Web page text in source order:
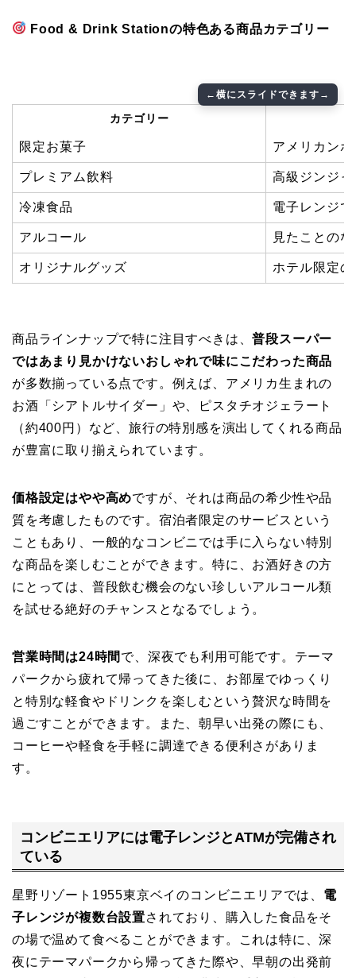
Food & Drink Stationの特色ある商品カテゴリー
カテゴリー
限定お菓子 アメリカン
プレミアム飲料 高級ジンジ
冷凍食品 電子レンジ
アルコール 見たことの
オリジナルグッズ ホテル限定
商品ラインナップで特に注目すべきは、普段スーパー
ではあまり見かけないおしゃれで味にこだわった商品
が多数揃っている点です。例えば、アメリカ生まれの
お酒「シアトルサイダー」や、ピスタチオジェラート
（約400円）など、旅行の特別感を演出してくれる商品
が豊富に取り揃えられています。
価格設定はやや高めですが、それは商品の希少性や品
質を考慮したものです。宿泊者限定のサービスという
こともあり、一般的なコンビニでは手に入らない特別
な商品を楽しむことができます。特に、お酒好きの方
にとっては、普段飲む機会のない珍しいアルコール類
を試せる絶好のチャンスとなるでしょう。
営業時間は24時間 で、深夜でも利用可能です。テーマ
パークから疲れて帰ってきた後に、お部屋でゆっくり
と特別な軽食やドリンクを楽しむという贅沢な時間を
過ごすことができます。また、朝早い出発の際にも、
コーヒーや軽食を手軽に調達できる便利さがありま
す。
コンビニエリアには電子レンジとATMが完備され
ている
星野リゾート1955東京ベイのコンビニエリアでは、 電
子レンジが複数台設置されており、購入した食品をそ
の場で温めて食べることができます。これは特に、深
夜にテーマパークから帰ってきた際や、早朝の出発前